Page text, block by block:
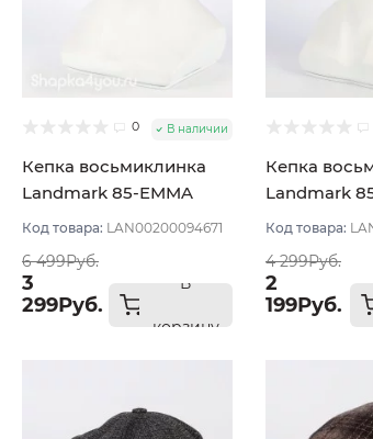
0 В наличии
Кепка восьмиклинка
Landmark 85-EMMA
цвет Бежевый тёмный
Код товара: LAN00200094671
6 499Руб.
3
299Руб.
В
корзину
Кепка
Landmark
VULKAN
размер 57
Код товара:
4 299Руб.
2
199Руб.